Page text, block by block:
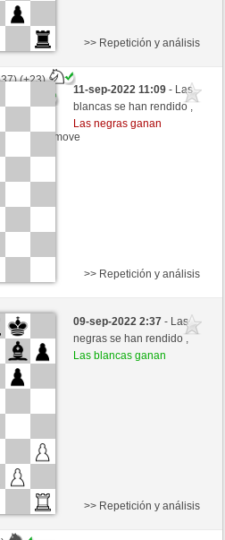
(+23)
seconds/move
>> Repetición y análisis
11-sep-2022 11:09- Las
blancas se han rendido ,
Las negras ganan
(+30)
(-30)
move
>> Repetición y análisis
09-sep-2022 2:37- Las
negras se han rendido ,
Las blancas ganan
>> Repetición y análisis